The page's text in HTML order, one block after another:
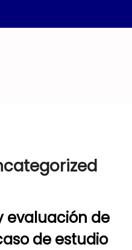
evaluación de
de estudio